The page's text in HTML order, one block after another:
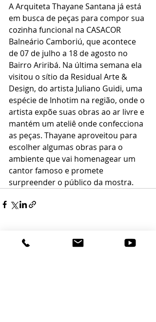
A Arquiteta Thayane Santana já está
em busca de peças para compor sua
cozinha funcional na CASACOR
Balneário Camboriú, que acontece
de 07 de julho a 18 de agosto no
Bairro Ariribá. Na última semana ela
visitou o sítio da Residual Arte &
Design, do artista Juliano Guidi, uma
espécie de Inhotim na região, onde o
artista expõe suas obras ao ar livre e
mantém um ateliê onde confecciona
as peças. Thayane aproveitou para
escolher algumas obras para o
ambiente que vai homenagear um
cantor famoso e promete
surpreender o público da mostra.
Posts recentes Ver tudo